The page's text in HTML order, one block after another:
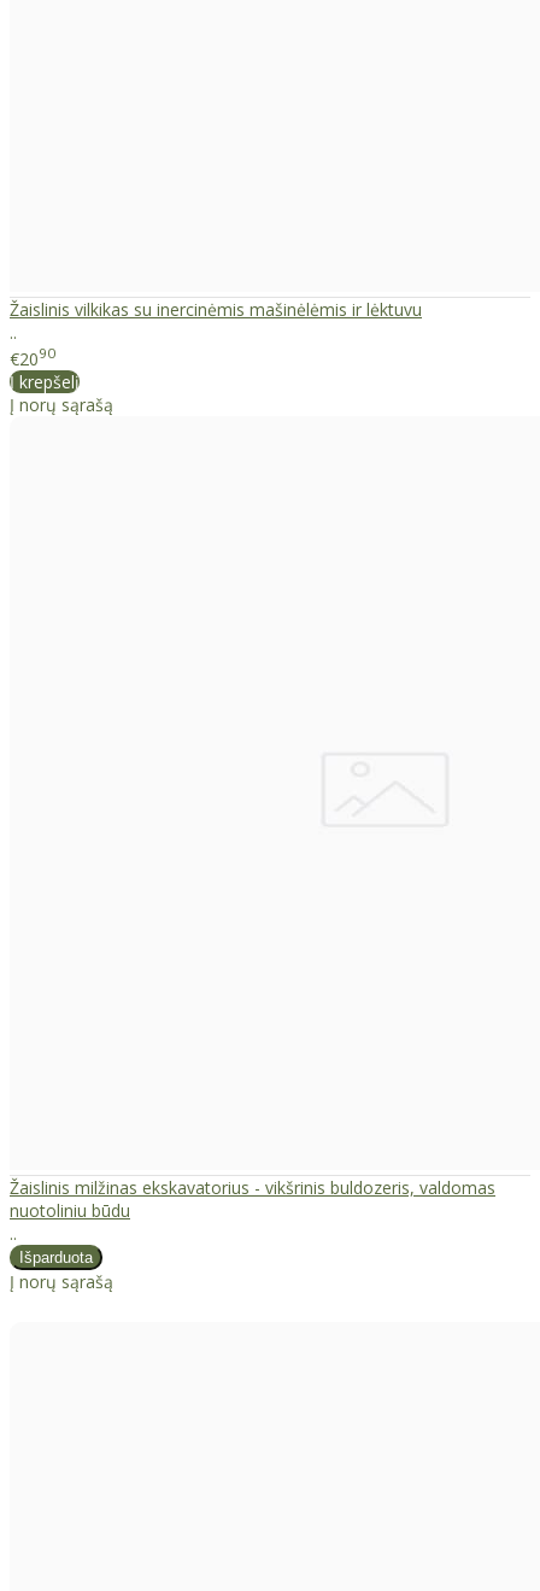
Žaislinis vilkikas su inercinėmis mašinėlėmis ir lėktuvu
..
€2090
Į krepšelį
Į norų sąrašą
Žaislinis milžinas ekskavatorius - vikšrinis buldozeris, valdomas
nuotoliniu būdu
..
Į norų sąrašą